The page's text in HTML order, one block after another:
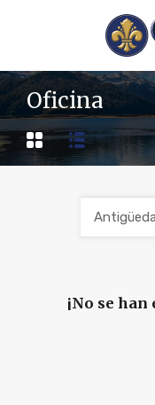
Oficina
¡No se